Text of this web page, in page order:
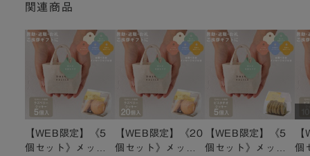
関連商品
【WEB限定】《5
個セット》メッセ
【WEB限定】《20
個セット》メッセ
【WEB限定】《5
個セット》メッセ
個